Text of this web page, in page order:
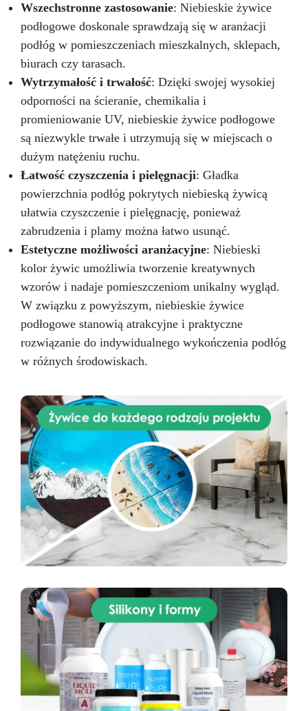
Wszechstronne zastosowanie: Niebieskie żywice
podłogowe doskonale sprawdzają się w aranżacji
podłóg w pomieszczeniach mieszkalnych, sklepach,
biurach czy tarasach.
Wytrzymałość i trwałość: Dzięki swojej wysokiej
odporności na ścieranie, chemikalia i
promieniowanie UV, niebieskie żywice podłogowe
są niezwykle trwałe i utrzymują się w miejscach o
dużym natężeniu ruchu.
Łatwość czyszczenia i pielęgnacji: Gładka
powierzchnia podłóg pokrytych niebieską żywicą
ułatwia czyszczenie i pielęgnację, ponieważ
zabrudzenia i plamy można łatwo usunąć.
Estetyczne możliwości aranżacyjne: Niebieski
kolor żywic umożliwia tworzenie kreatywnych
wzorów i nadaje pomieszczeniom unikalny wygląd.
W związku z powyższym, niebieskie żywice
podłogowe stanowią atrakcyjne i praktyczne
rozwiązanie do indywidualnego wykończenia podłóg
w różnych środowiskach.